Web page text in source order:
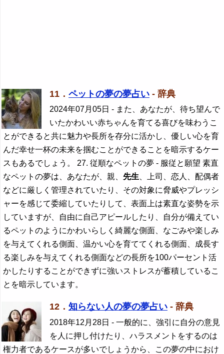
11． ペットの夢の夢占い - 辞典
2024年07月05日 - また、あなたが、待ち望んで
いたかわいい赤ちゃんを育てる喜びを味わうこ
とができると共に魅力や長所を存分に活かし、優しい心を育
んだ幸せ一杯の未来を掴むことができることを暗示するケー
スもあるでしょう。 27. 従順なペットの夢 - 服従と願望 素直
なペットの夢は、あなたが、親、先生、上司、恋人、配偶者
などに厳しく管理されていたり、その対象に脅威やプレッシ
ャーを感じて委縮していたりして、表面上は素直な姿勢を示
していますが、自由に自己アピールしたり、自分が備えてい
るペットのようにかわいらしく綺麗な側面、なごみや楽しみ
を与えてくれる側面、温かい心を育ててくれる側面、成長す
る楽しみを与えてくれる側面などの長所を100パーセント活
かしたりすることができずに強いストレスが蓄積しているこ
とを暗示しています。
12． 知らない人の夢の夢占い - 辞典
2018年12月28日 - 一般的に、強引に自分の意見
を人に押し付けたり、ハラスメントをするのは
権力者であるケースが多いでしょうから、この夢の中におけ